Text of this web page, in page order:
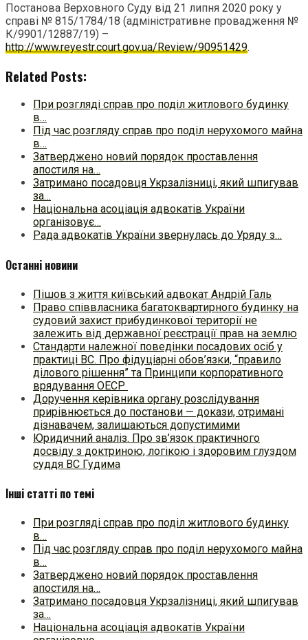
Постанова Верховного Суду від 21 липня 2020 року у
справі № 815/1784/18 (адміністративне провадження №
К/9901/12887/19) –
http://www.reyestr.court.gov.ua/Review/90951429.
Related Posts:
При розгляді справ про поділ житлового будинку
в…
Під час розгляду справ про поділ нерухомого майна
в…
Затверджено новий порядок проставлення
апостиля на…
Затримано посадовця Укрзалізниці, який шпигував
за…
Національна асоціація адвокатів України
організовує…
Рада адвокатів України звернулась до Уряду з…
Останні новини
Пішов з життя київський адвокат Андрій Галь
Право співвласника багатоквартирного будинку на
судовий захист прибудинкової території не
залежить від державної реєстрації прав на землю
Стандарти належної поведінки посадових осіб у
практиці ВC. Про фідуціарні обов’язки, “правило
ділового рішення” та Принципи корпоративного
врядування ОЕСР
Доручення керівника органу розслідування
прирівнюється до постанови — докази, отримані
дізнавачем, залишаються допустимими
Юридичний аналіз. Про зв’язок практичного
досвіду з доктриною, логікою і здоровим глуздом
суддя ВС Гудима
Інші статті по темі
При розгляді справ про поділ житлового будинку
в…
Під час розгляду справ про поділ нерухомого майна
в…
Затверджено новий порядок проставлення
апостиля на…
Затримано посадовця Укрзалізниці, який шпигував
за…
Національна асоціація адвокатів України